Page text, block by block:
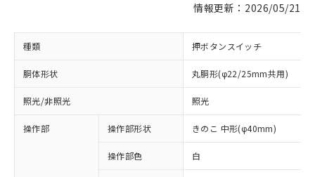
情報更新：2026/05/21
種類 押ボタンスイッチ
胴体形状 丸胴形(φ22/25mm共用)
照光/非照光 照光
操作部 操作部形状 きのこ 中形(φ40mm)
操作部色 白